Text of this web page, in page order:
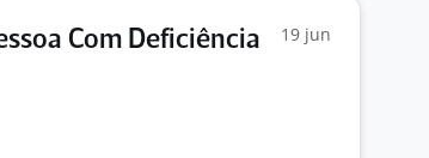
Com Deficiência
19 jun